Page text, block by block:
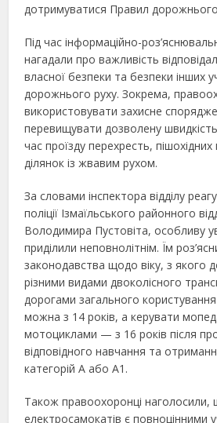
дотримуватися Правил
Під час інформаційно-
нагадали про важливість
власної безпеки та безпеки інших
дорожнього руху. Зокрема,
використовувати захисне
перевищувати дозволену
час проїзду перехресть,
ділянок із жвавим рухом.
За словами інспектора відділу
поліції Ізмаїльського районного
Володимира Пустовіта, особливу
приділили неповнолітнім. Їм
законодавства щодо віку, з якого
різними видами двоколісного
дорогами загального
можна з 14 років, а керувати
мотоциклами — з 16 років після
відповідного навчання та
категорій А або А1.
Також правоохоронці наголосили,
електросамокатів є повноцінними